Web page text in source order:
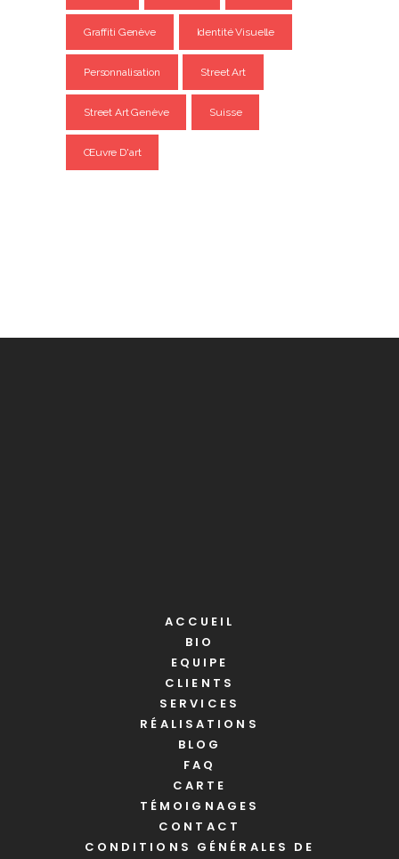
Graffiti Genève Identité Visuelle
Personnalisation Street Art
Street Art Genève Suisse
Œuvre D'art
ACCUEIL
BIO
EQUIPE
CLIENTS
SERVICES
RÉALISATIONS
BLOG
FAQ
CARTE
TÉMOIGNAGES
CONTACT
CONDITIONS GÉNÉRALES DE